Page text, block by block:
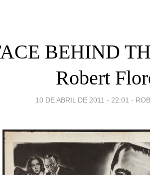
BEHIND
Robert
10 DE ABRIL DE 2011 - 22:01 -